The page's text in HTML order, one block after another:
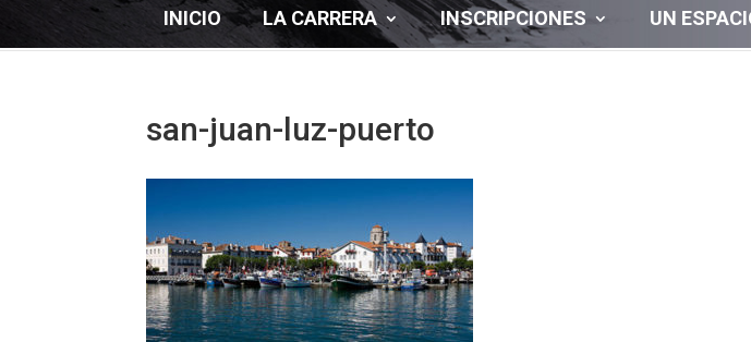
INICIO LA CARRERA INSCRIPCIONES UN
san-juan-luz-puerto